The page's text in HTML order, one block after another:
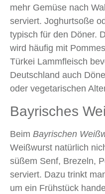
mehr Gemüse nach
serviert. Joghurtsoße
typisch für den Döner.
wird häufig mit
Türkei Lammfleisch
Deutschland auch
oder vegetarischen
Bayrisches
Beim Bayrischen
Weißwurst natürlich
süßem Senf, Brezeln,
serviert. Dazu trinkt
um ein Frühstück